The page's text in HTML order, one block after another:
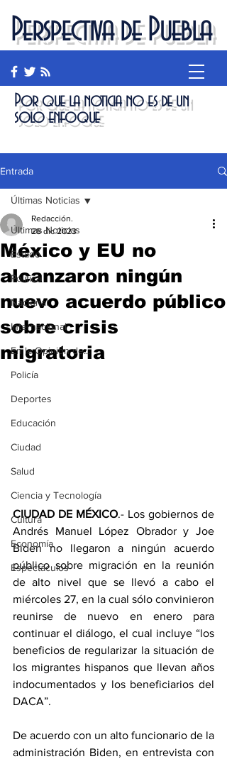
Perspectiva de Puebla
Por que la noticia no es de un
solo enfoque
Entrada
Últimas Noticias
Estado
Política
Nacional
Internacional
En la Opinión de...
Policía
Deportes
Educación
Ciudad
Salud
Ciencia y Tecnología
Cultura
Economía
Espectáculos
Últimas Noticias
México y EU no
alcanzaron ningún
nuevo acuerdo público
sobre crisis
migratoria
Redacción.
28 dic 2023
CIUDAD DE MÉXICO.- Los gobiernos de
Andrés Manuel López Obrador y Joe
Biden no llegaron a ningún acuerdo
público sobre migración en la reunión
de alto nivel que se llevó a cabo el
miércoles 27, en la cual sólo convinieron
reunirse de nuevo en enero para
continuar el diálogo, el cual incluye “los
beneficios de regularizar la situación de
los migrantes hispanos que llevan años
indocumentados y los beneficiarios del
DACA”.
De acuerdo con un alto funcionario de la
administración Biden, en entrevista con